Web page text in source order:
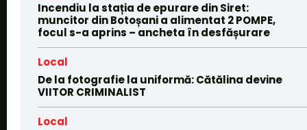
Incendiu la stația de epurare din Siret:
muncitor din Botoșani a alimentat 2 POMPE,
focul s-a aprins – ancheta în desfășurare
Local
De la fotografie la uniformă: Cătălina devine
VIITOR CRIMINALIST
Local